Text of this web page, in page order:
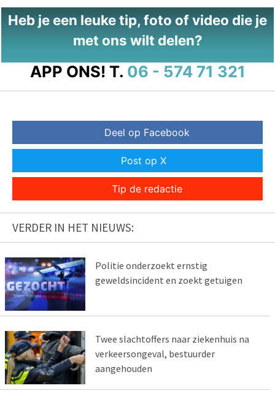
Heb je een leuke tip, foto of video die je
met ons wilt delen?
APP ONS! T. 06 - 574 71 321
Deel op Facebook
Post op X
Tip de redactie
VERDER IN HET NIEUWS:
Politie onderzoekt ernstig
geweldsincident en zoekt getuigen
Twee slachtoffers naar ziekenhuis na
verkeersongeval, bestuurder
aangehouden